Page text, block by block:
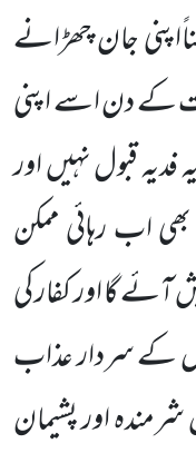
جان چھڑانے
کے دن اسے اپنی
فدیہ قبول نہیں اور
اب رہائی ممکن
گا اور کفار کی
کے سردار عذاب
اور پشیمان